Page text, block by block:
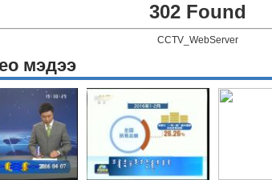
302 Found
CCTV_WebServer
мэдээ